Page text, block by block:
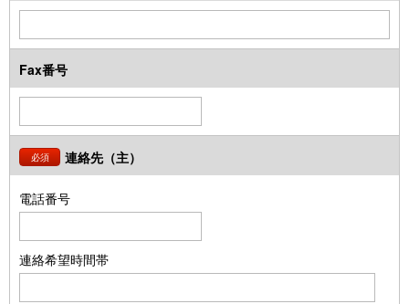
Fax番号
必須 連絡先（主）
電話番号
連絡希望時間帯